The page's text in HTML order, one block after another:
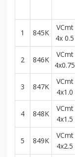
1 845K
VCmt
4x 0.5
2 846K
VCmt
4x0.75
3 847K
VCmt
4x1.0
4 848K
VCmt
4x1.5
5 849K
VCmt
4x2.5